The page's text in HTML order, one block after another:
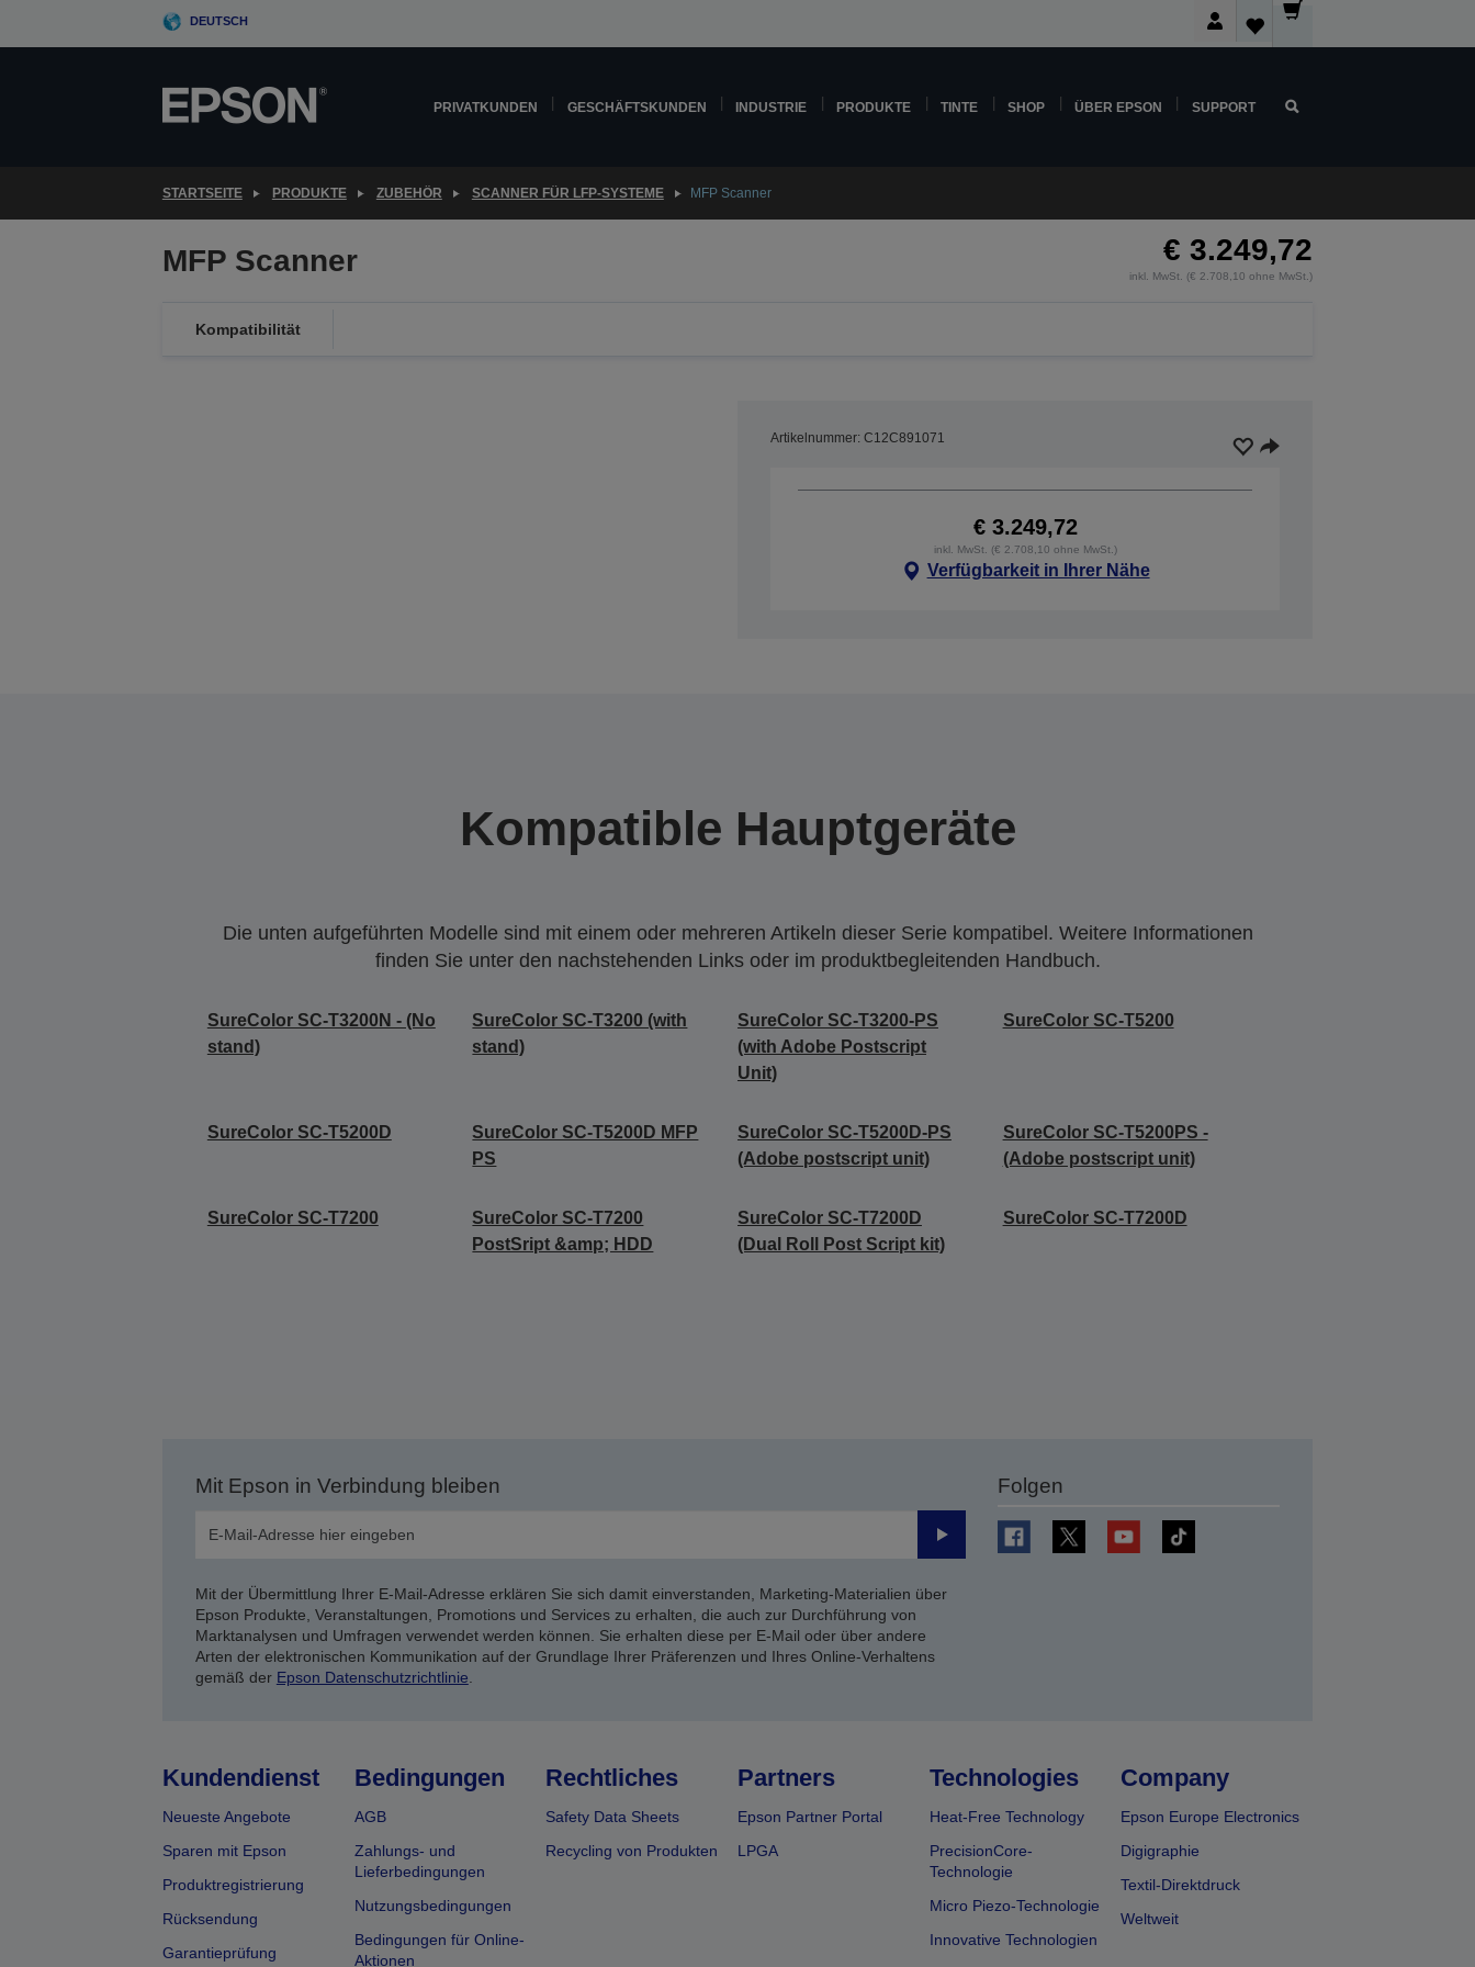
DEUTSCH
PRIVATKUNDEN GESCHÄFTSKUNDEN INDUSTRIE PRODUKTE TINTE SHOP ÜBER EPSON SUPPORT
STARTSEITE PRODUKTE ZUBEHÖR SCANNER FÜR LFP-SYSTEME MFP Scanner
MFP Scanner € 3.249,72
inkl. MwSt. (€ 2.708,10 ohne MwSt.)
Kompatibilität
Artikelnummer: C12C891071
€ 3.249,72
inkl. MwSt. (€ 2.708,10 ohne MwSt.)
Verfügbarkeit in Ihrer Nähe
Kompatible Hauptgeräte
Die unten aufgeführten Modelle sind mit einem oder mehreren Artikeln dieser Serie kompatibel. Weitere Informationen
finden Sie unter den nachstehenden Links oder im produktbegleitenden Handbuch.
SureColor SC-T3200N - (No
stand)
SureColor SC-T3200 (with
stand)
SureColor SC-T3200-PS
(with Adobe Postscript
Unit)
SureColor SC-T5200
SureColor SC-T5200D
SureColor SC-T5200D MFP
PS
SureColor SC-T5200D-PS
(Adobe postscript unit)
SureColor SC-T5200PS -
(Adobe postscript unit)
SureColor SC-T7200
SureColor SC-T7200
PostSript &amp; HDD
SureColor SC-T7200D
(Dual Roll Post Script kit)
SureColor SC-T7200D
Mit Epson in Verbindung bleiben
Senden
Mit der Übermittlung Ihrer E-Mail-Adresse erklären Sie sich damit einverstanden, Marketing-Materialien über
Epson Produkte, Veranstaltungen, Promotions und Services zu erhalten, die auch zur Durchführung von
Marktanalysen und Umfragen verwendet werden können. Sie erhalten diese per E-Mail oder über andere
Arten der elektronischen Kommunikation auf der Grundlage Ihrer Präferenzen und Ihres Online-Verhaltens
gemäß der Epson Datenschutzrichtlinie
Folgen
Kundendienst
Neueste Angebote
Sparen mit Epson
Produktregistrierung
Rücksendung
Garantieprüfung
Bedingungen
AGB
Zahlungs- und
Lieferbedingungen
Nutzungsbedingungen
Bedingungen für Online-
Aktionen
Rechtliches
Safety Data Sheets
Recycling von Produkten
Partners
Epson Partner Portal
LPGA
Technologies
Heat-Free Technology
PrecisionCore-
Technologie
Micro Piezo-Technologie
Innovative Technologien
Company
Epson Europe Electronics
Digigraphie
Textil-Direktdruck
Weltweit